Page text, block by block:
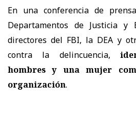
En una conferencia de
Departamentos de Justicia y
directores del FBI, la DEA y
contra la delincuencia,
hombres y una mujer
organización.